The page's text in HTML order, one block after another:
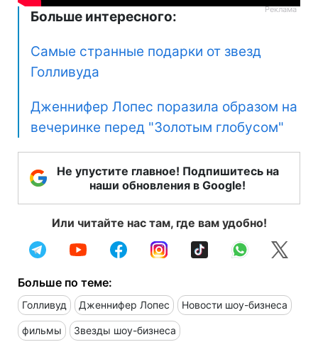
Больше интересного:
Самые странные подарки от звезд
Голливуда
Дженнифер Лопес поразила образом на
вечеринке перед "Золотым глобусом"
Не упустите главное! Подпишитесь на
наши обновления в Google!
Или читайте нас там, где вам удобно!
Больше по теме:
Голливуд Дженнифер Лопес Новости шоу-бизнеса
фильмы Звезды шоу-бизнеса